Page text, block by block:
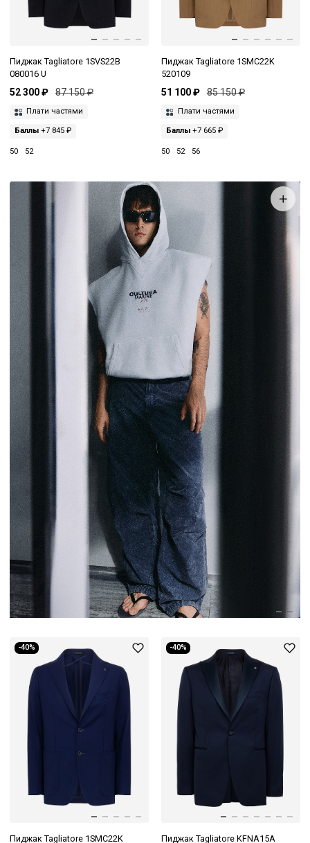
Пиджак Tagliatore 1SVS22B
080016 U
52 300 ₽ 87 150 ₽
Плати частями
Баллы +7 845 ₽
50 52
Пиджак Tagliatore 1SMC22K
520109
51 100 ₽ 85 150 ₽
Плати частями
Баллы+7 665 ₽
50 52 56
-40%
Пиджак Tagliatore 1SMC22K
-40%
Пиджак Tagliatore KFNA15A